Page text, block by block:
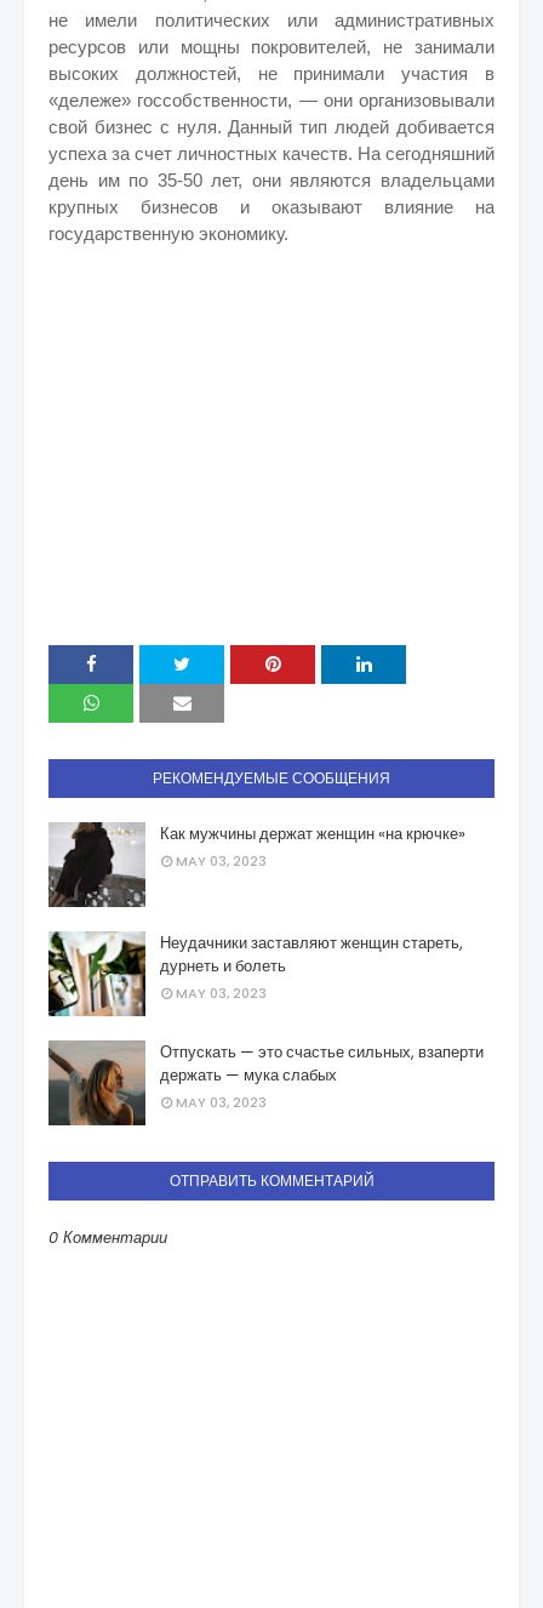
не имели политических или административных
ресурсов или мощны покровителей, не занимали
высоких должностей, не принимали участия в
«дележе» госсобственности, — они организовывали
свой бизнес с нуля. Данный тип людей добивается
успеха за счет личностных качеств. На сегодняшний
день им по 35-50 лет, они являются владельцами
крупных бизнесов и оказывают влияние на
государственную экономику.
РЕКОМЕНДУЕМЫЕ СООБЩЕНИЯ
Как мужчины держат женщин «на крючке»
MAY 03, 2023
Неудачники заставляют женщин стареть,
дурнеть и болеть
MAY 03, 2023
Отпускать — это счастье сильных, взаперти
держать — мука слабых
MAY 03, 2023
ОТПРАВИТЬ КОММЕНТАРИЙ
0 Комментарии